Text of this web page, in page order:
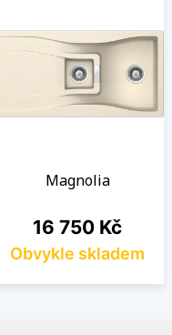
Magnolia
Cena
16 750 Kč
Obvykle skladem